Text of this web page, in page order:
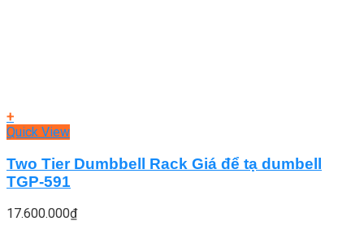
+
Quick View
Two Tier Dumbbell Rack Giá để tạ dumbell
TGP-591
17.600.000₫